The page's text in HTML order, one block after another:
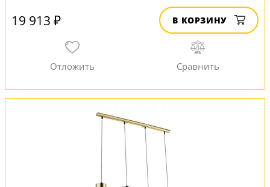
19 913 ₽ В КОРЗИНУ